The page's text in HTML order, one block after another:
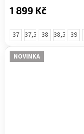
1 899 Kč
37 37,5 38 38,5 39
NOVINKA